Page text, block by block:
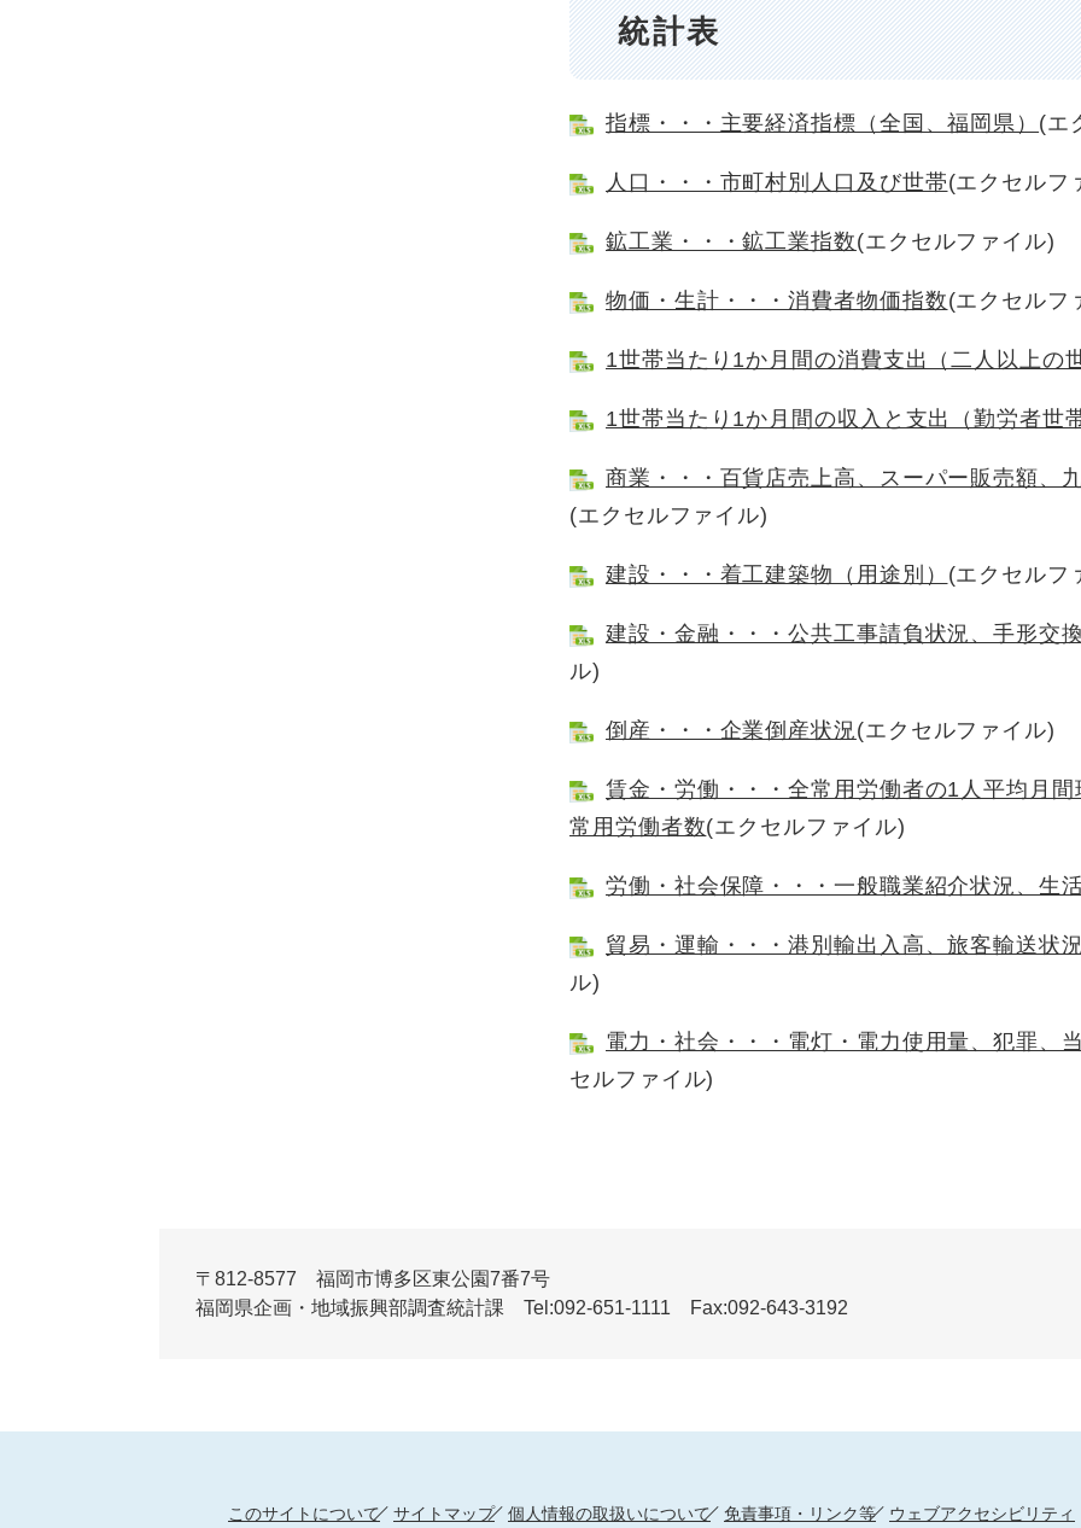
統計表
指標・・・主要経済指標（全国、福岡県） (エ
人口・・・市町村別人口及び世帯(エクセルフ
鉱工業・・・鉱工業指数(エクセルファイル)
物価・生計・・・消費者物価指数(エクセルフ
1世帯当たり1か月間の消費支出（二人以上の
1世帯当たり1か月間の収入と支出（勤労者世帯
商業・・・百貨店売上高、スーパー販売額、
(エクセルファイル)
建設・・・着工建築物（用途別） (エクセルフ
建設・金融・・・公共工事請負状況、手形交
ル)
倒産・・・企業倒産状況(エクセルファイル)
賃金・労働・・・全常用労働者の1人平均月
常用労働者数(エクセルファイル)
労働・社会保障・・・一般職業紹介状況、生
貿易・運輸・・・港別輸出入高、旅客輸送状
ル)
電力・社会・・・電灯・電力使用量、犯罪、
セルファイル)
〒812-8577 福岡市博多区東公園7番7号
福岡県企画・地域振興部調査統計課 Tel:092-651-1111 Fax:092-643-3192
このサイトについて サイトマップ 個人情報の取扱いについて 免責事項・リンク等 ウェブアクセシビリティ